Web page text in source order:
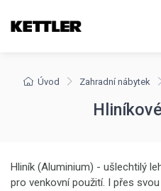
Úvod Zahradní nábytek
Hliník (Aluminium) - ušlechtilý
pro venkovní použití. I přes